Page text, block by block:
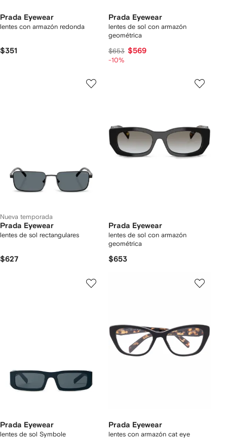
Prada Eyewear
lentes con armazón redonda
$351
Prada Eyewear
lentes de sol con armazón
geométrica
$653 $569
-10%
Nueva temporada
Prada Eyewear
lentes de sol rectangulares
$627
Prada Eyewear
lentes de sol con armazón
geométrica
$653
Prada Eyewear
lentes de sol Symbole
Prada Eyewear
lentes con armazón cat eye